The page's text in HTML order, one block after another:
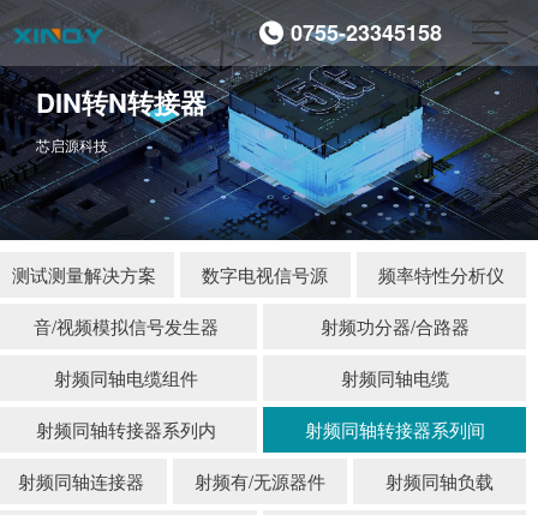
0755-23345158
DIN转N转接器
芯启源科技
测试测量解决方案 数字电视信号源 频率特性分析仪
音/视频模拟信号发生器 射频功分器/合路器
射频同轴电缆组件 射频同轴电缆
射频同轴转接器系列内 射频同轴转接器系列间
射频同轴连接器 射频有/无源器件 射频同轴负载